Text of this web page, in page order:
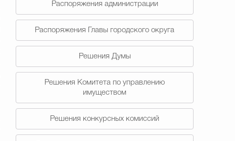
Распоряжения администрации
Распоряжения Главы городского округа
Решения Думы
Решения Комитета по управлению
имуществом
Решения конкурсных комиссий